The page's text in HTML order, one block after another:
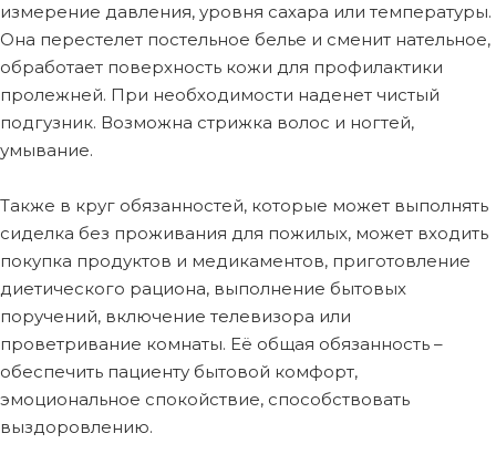
измерение давления, уровня сахара или температуры.
Она перестелет постельное белье и сменит нательное,
обработает поверхность кожи для профилактики
пролежней. При необходимости наденет чистый
подгузник. Возможна стрижка волос и ногтей,
умывание.
Также в круг обязанностей, которые может выполнять
сиделка без проживания для пожилых, может входить
покупка продуктов и медикаментов, приготовление
диетического рациона, выполнение бытовых
поручений, включение телевизора или
проветривание комнаты. Её общая обязанность –
обеспечить пациенту бытовой комфорт,
эмоциональное спокойствие, способствовать
выздоровлению.